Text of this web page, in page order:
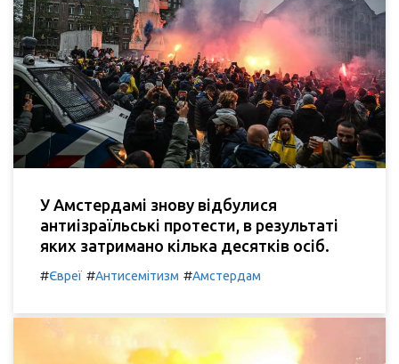
У Амстердамі знову відбулися
антиізраїльські протести, в результаті
яких затримано кілька десятків осіб.
#Євреї #Антисемітизм #Амстердам